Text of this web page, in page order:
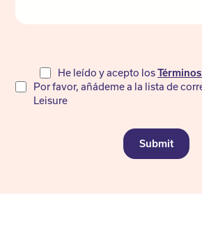
not
He leído y acepto los
Por favor, añádeme a la lista de
Leisure
Submit